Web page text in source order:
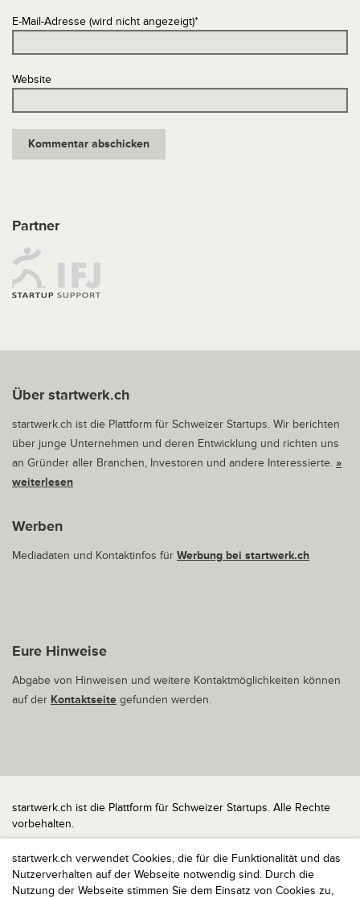
startwerk.ch verwendet Cookies, die für die Funktionalität und das
Nutzerverhalten auf der Webseite notwendig sind. Durch die
Nutzung der Webseite stimmen Sie dem Einsatz von Cookies zu,
E-Mail-Adresse (wird nicht angezeigt)*
Website
Partner
Über startwerk.ch
startwerk.ch ist die Plattform für Schweizer Startups. Wir berichten
über junge Unternehmen und deren Entwicklung und richten uns
an Gründer aller Branchen, Investoren und andere Interessierte. »
weiterlesen
Werben
Mediadaten und Kontaktinfos für Werbung bei startwerk.ch
Eure Hinweise
Abgabe von Hinweisen und weitere Kontaktmöglichkeiten können
auf der Kontaktseite gefunden werden.
startwerk.ch ist die Plattform für Schweizer Startups. Alle Rechte
vorbehalten.
Impressum
Kontakt
nach oben